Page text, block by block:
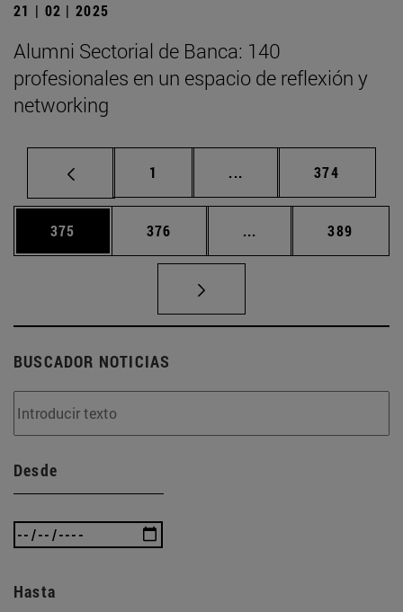
21 | 02 | 2025
Alumni Sectorial de Banca: 140
profesionales en un espacio de reflexión y
networking
Página
1 ... Páginas intermedias
Página
374
Página
375 Página
376 ... Páginas intermedias
Página
389
BUSCADOR NOTICIAS
Desde
Hasta